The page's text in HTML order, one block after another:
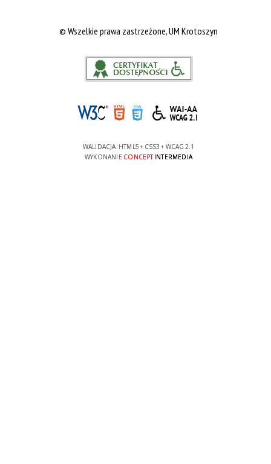
© Wszelkie prawa zastrzeżone, UM Krotoszyn
WALIDACJA: HTML5+ CSS3 + WCAG 2.1
WYKONANIE CONCEPTINTERMEDIA